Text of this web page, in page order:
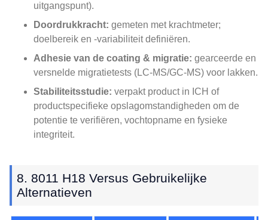
uitgangspunt).
Doordrukkracht: gemeten met krachtmeter;
doelbereik en -variabiliteit definiëren.
Adhesie van de coating & migratie: gearceerde en
versnelde migratietests (LC-MS/GC-MS) voor lakken.
Stabiliteitsstudie: verpakt product in ICH of
productspecifieke opslagomstandigheden om de
potentie te verifiëren, vochtopname en fysieke
integriteit.
8. 8011 H18 Versus Gebruikelijke
Alternatieven